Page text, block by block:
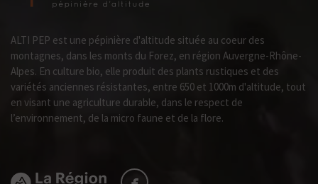
ALTI PEP est une pépinière d'altitude située au coeur des
montagnes, dans les monts du Forez, en région Auvergne-Rhône-
Alpes. En culture bio, elle produit des plants rustiques et des
variétés anciennes résistantes, entre 650 et 1000m d'altitude, tout
en visant une agriculture durable, dans le respect de
l’environnement, de la micro faune et de la flore.